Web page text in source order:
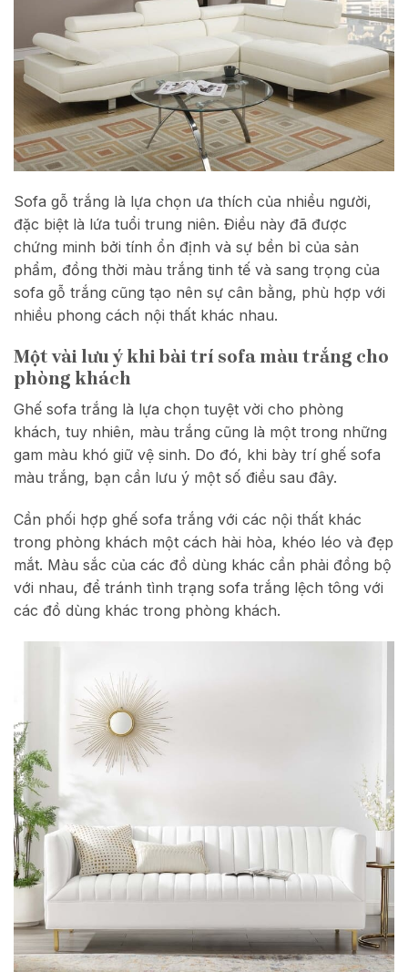
Sofa gỗ trắng là lựa chọn ưa thích của nhiều người,
đặc biệt là lứa tuổi trung niên. Điều này đã được
chứng minh bởi tính ổn định và sự bền bỉ của sản
phẩm, đồng thời màu trắng tinh tế và sang trọng của
sofa gỗ trắng cũng tạo nên sự cân bằng, phù hợp với
nhiều phong cách nội thất khác nhau.
Một vài lưu ý khi bài trí sofa màu trắng cho
phòng khách
Ghế sofa trắng là lựa chọn tuyệt vời cho phòng
khách, tuy nhiên, màu trắng cũng là một trong những
gam màu khó giữ vệ sinh. Do đó, khi bày trí ghế sofa
màu trắng, bạn cần lưu ý một số điều sau đây.
Cần phối hợp ghế sofa trắng với các nội thất khác
trong phòng khách một cách hài hòa, khéo léo và đẹp
mắt. Màu sắc của các đồ dùng khác cần phải đồng bộ
với nhau, để tránh tình trạng sofa trắng lệch tông với
các đồ dùng khác trong phòng khách.